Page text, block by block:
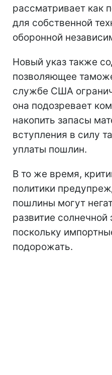
рассматривает как
для собственной
оборонной
Новый указ также
позволяющее
службе США
она подозревает
накопить запасы
вступления в силу
уплаты пошлин.
В то же время,
политики
пошлины могут
развитие
поскольку
подорожать.